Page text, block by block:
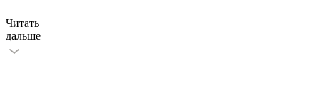
Читать
дальше